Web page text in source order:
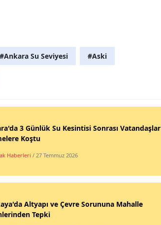
#Ankara Su Seviyesi #Aski
3 Günlük Su Kesintisi Sonrası Vatandaşlar
Koştu
Haberleri / 27 Temmuz 2026
Altyapı ve Çevre Sorununa Mahalle
Tepki